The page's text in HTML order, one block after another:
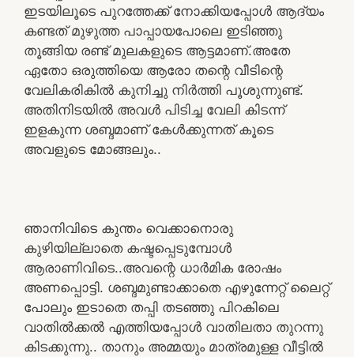
ഇടയിലൂടെ പുറത്തേക്ക് നോക്കിയപ്പോൾ ആദ്യം
കണ്ടത് മുഴുത്ത പാപ്പായപോലെ ഇടിഞ്ഞു
തൂങ്ങിയ രണ്ട് മുലകളുടെ ആട്ടമാണ്.അതേ
ഏതോ ഒരുത്തിയെ ആരോ തന്റെ വീടിന്റെ
വേലികരികിൽ കുനിച്ചു നിർത്തി പൂശുന്നുണ്ട്.
അതിനിടയിൽ അവൾ പിടിച്ച വേലി കിടന്ന്
ഇളകുന്ന ശബ്ദമാണ് കേൾക്കുന്നത് കൂടെ
അവളുടെ മോങ്ങലും..
ഞാനിവിടെ കുന്തം വെക്കാനൊരു
കുഴിയില്ലാതെ കഷ്ടപ്പെടുമ്പോൾ
ആരാണിവിടെ..അവന്റെ ധാർമിക രോഷം
അണപ്പൊട്ടി. ശബ്ദമുണ്ടാക്കാതെ എഴുന്നേറ്റ് ലൈറ്റ്
പോലും ഇടാതെ തപ്പി തടഞ്ഞു പിറകിലെ
വാതിൽക്കൽ എത്തിയപ്പോൾ വാതിലതാ തുറന്നു
കിടക്കുന്നു.. താനും അമ്മയും മാത്രമുള്ള വീട്ടിൽ